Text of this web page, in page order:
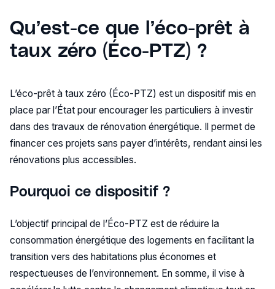
Qu’est-ce que l’éco-prêt à
taux zéro (Éco-PTZ) ?
L’éco-prêt à taux zéro (Éco-PTZ) est un dispositif mis en
place par l’État pour encourager les particuliers à investir
dans des travaux de rénovation énergétique. Il permet de
financer ces projets sans payer d’intérêts, rendant ainsi les
rénovations plus accessibles.
Pourquoi ce dispositif ?
L’objectif principal de l’Éco-PTZ est de réduire la
consommation énergétique des logements en facilitant la
transition vers des habitations plus économes et
respectueuses de l’environnement. En somme, il vise à